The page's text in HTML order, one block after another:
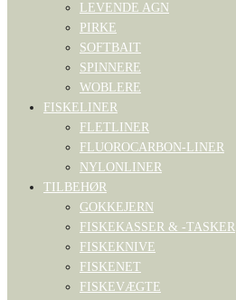
LEVENDE AGN
PIRKE
SOFTBAIT
SPINNERE
WOBLERE
FISKELINER
FLETLINER
FLUOROCARBON-LINER
NYLONLINER
TILBEHØR
GOKKEJERN
FISKEKASSER & -TASKER
FISKEKNIVE
FISKENET
FISKEVÆGTE